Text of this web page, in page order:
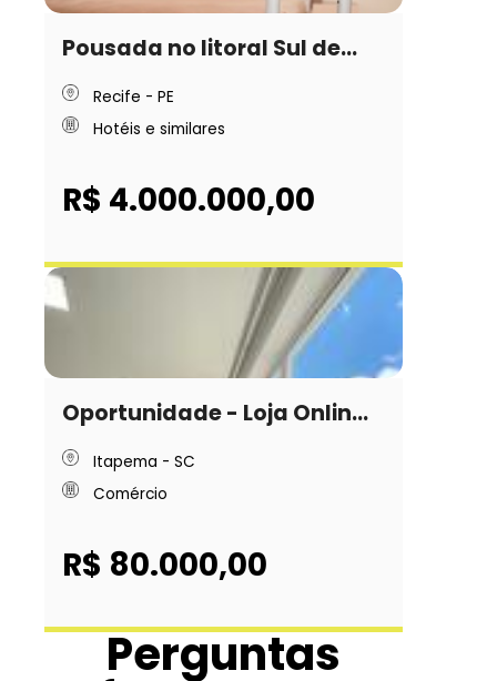
Pousada no litoral Sul de...
Recife - PE
Hotéis e similares
R$ 4.000.000,00
Oportunidade - Loja Onlin...
Itapema - SC
Comércio
R$ 80.000,00
Perguntas